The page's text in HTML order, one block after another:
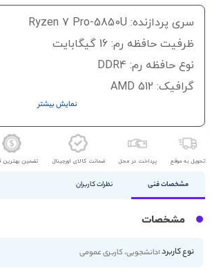
سری پردازنده: Ryzen 7 Pro-5850U
ظرفیت حافظه رم: 16 گیگابایت
نوع حافظه رم: DDR4
گرافیک: 512 AMD
اندازه صفحه نمایش: 14 اینچ
کیفیت صفحه نمایش: FHD
نمایش بیشتر
تحویل به موقع پرداخت در محل ضمانت کالای اورجینال تضمین
مشخصات فنی نظرات کاربران
مشخصات
نوع کاربرد :دانشجویی، کاربری عمومی